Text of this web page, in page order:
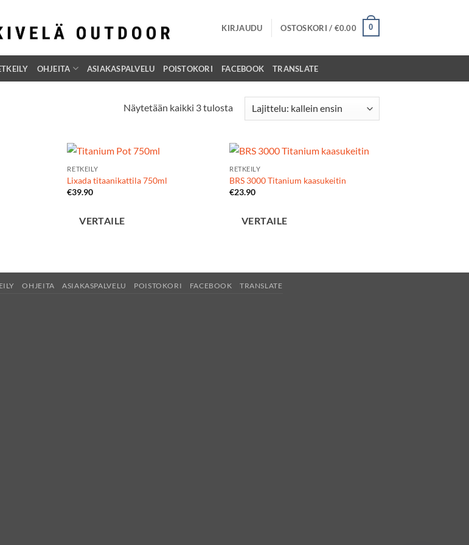
KIRJAUDU OSTOSKORI / €0.00 0
OHJEITA ASIAKASPALVELU POISTOKORI FACEBOOK TRANSLATE
Näytetään kaikki 3 tulostaKallein
ensin
RETKEILY
Lixada titaanikattila 750ml
€39.90
VERTAILE
Wishlist
RETKEILY
BRS 3000 Titanium kaasukeitin
€23.90
VERTAILE
OHJEITA ASIAKASPALVELU POISTOKORI FACEBOOK TRANSLATE